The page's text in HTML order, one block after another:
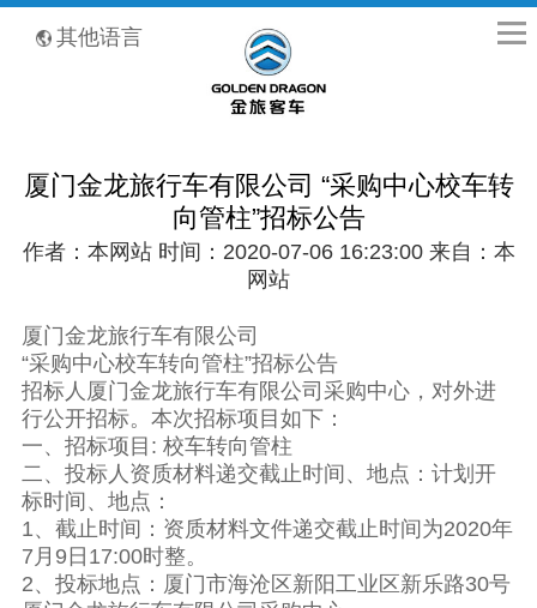
其他语言
厦门金龙旅行车有限公司 “采购中心校车转
向管柱”招标公告
作者：本网站 时间：2020-07-06 16:23:00 来自：本
网站
厦门金龙旅行车有限公司
“采购中心校车转向管柱”招标公告
招标人厦门金龙旅行车有限公司采购中心，对外进
行公开招标。本次招标项目如下：
一、招标项目: 校车转向管柱
二、投标人资质材料递交截止时间、地点：计划开
标时间、地点：
1、截止时间：资质材料文件递交截止时间为2020年
7月9日17:00时整。
2、投标地点：厦门市海沧区新阳工业区新乐路30号